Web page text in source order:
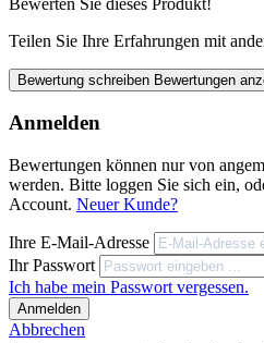
Teilen Sie Ihre Erfahrungen mit
Bewertung schreiben Bewertungen
Anmelden
Bewertungen können nur von
werden. Bitte loggen Sie sich ein,
Account. Neuer Kunde?
Ihre E-Mail-Adresse
Ihr Passwort
Ich habe mein Passwort vergessen.
Anmelden
Abbrechen